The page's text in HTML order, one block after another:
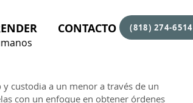
CONTACTO (818) 274-6514
custodia a un menor a través de un
con un enfoque en obtener órdenes